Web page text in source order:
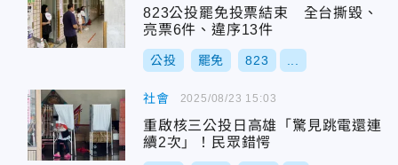
823公投罷免投票結束 全台撕毀、
亮票6件、違序13件
公投 罷免 823
社會
重啟核三公投日高雄「驚見跳電還連
續2次」！民眾錯愕
2025/08/23 15:03